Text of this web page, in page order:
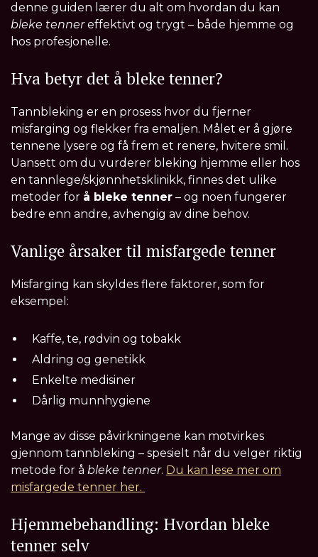
denne guiden lærer du alt om hvordan du kan
bleke tennereffektivt og trygt – både hjemme og
hos profesjonelle.
Hva betyr det å bleke tenner?
Tannbleking er en prosess hvor du fjerner
misfarging og flekker fra emaljen. Målet er å gjøre
tennene lysere og få frem et renere, hvitere smil.
Uansett om du vurderer bleking hjemme eller hos
en tannlege/skjønnhetsklinikk, finnes det ulike
metoder for å bleke tenner – og noen fungerer
bedre enn andre, avhengig av dine behov.
Vanlige årsaker til misfargede tenner
Misfarging kan skyldes flere faktorer, som for
eksempel:
Kaffe, te, rødvin og tobakk
Aldring og genetikk
Enkelte medisiner
Dårlig munnhygiene
Mange av disse påvirkningene kan motvirkes
gjennom tannbleking – spesielt når du velger riktig
metode for å bleke tenner. Du kan lese mer om
misfargede tenner her.
Hjemmebehandling: Hvordan bleke
tenner selv